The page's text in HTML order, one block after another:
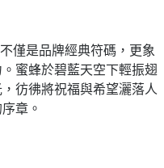
僅是品牌經典符碼，更象
蜜蜂於碧藍天空下輕振翅
彷彿將祝福與希望灑落人
章。